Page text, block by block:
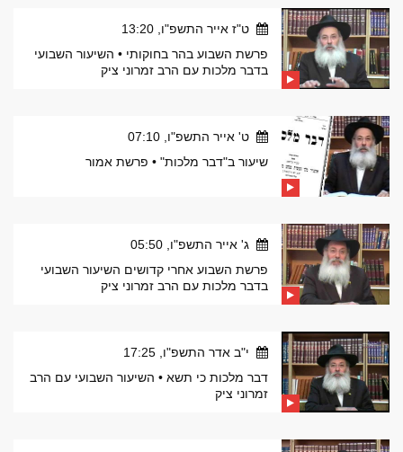
ט"ז אייר התשפ"ו, 13:20
פרשת השבוע בהר בחוקותי • השיעור השבועי
בדבר מלכות עם הרב זמרוני ציק
ט' אייר התשפ"ו, 07:10
שיעור ב"דבר מלכות" • פרשת אמור
ג' אייר התשפ"ו, 05:50
פרשת השבוע אחרי קדושים השיעור השבועי
בדבר מלכות עם הרב זמרוני ציק
י"ב אדר התשפ"ו, 17:25
דבר מלכות כי תשא • השיעור השבועי עם הרב
זמרוני ציק